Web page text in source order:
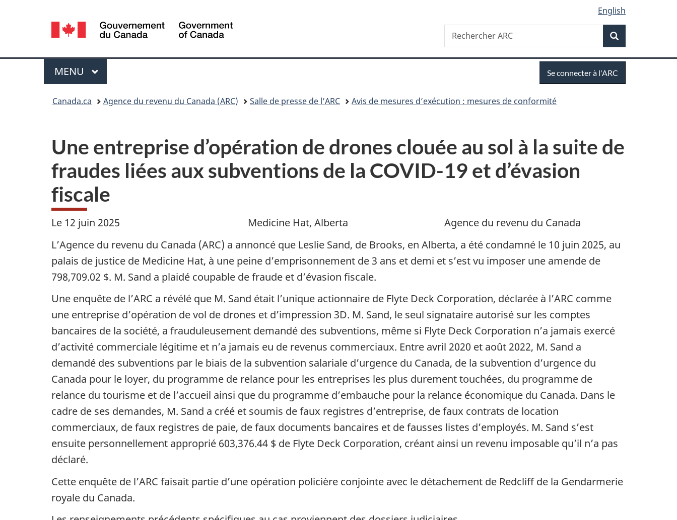
sujet
HTML
Sélection
de
la
langue
English
Canada
Recherche
Rechercher
ARC
Menu
MENU PRINCIPAL
connecter
Se connecter à l'ARC
Canada.ca Agence du revenu du Canada (ARC) Salle de presse de l’ARC Avis de mesures d’exécution : mesures de conformité
Une entreprise d’opération de drones clouée au sol à la suite de
fraudes liées aux subventions de la COVID-19 et d’évasion
fiscale
Le 12 juin 2025 Medicine Hat, Alberta
Agence du revenu du Canada
L’Agence du revenu du Canada (ARC) a annoncé que Leslie Sand, de Brooks, en Alberta, a été condamné le 10 juin 2025, au
palais de justice de Medicine Hat, à une peine d’emprisonnement de 3 ans et demi et s’est vu imposer une amende de
798,709.02 $. M. Sand a plaidé coupable de fraude et d’évasion fiscale.
Une enquête de l’ARC a révélé que M. Sand était l’unique actionnaire de Flyte Deck Corporation, déclarée à l’ARC comme
une entreprise d’opération de vol de drones et d’impression 3D. M. Sand, le seul signataire autorisé sur les comptes
bancaires de la société, a frauduleusement demandé des subventions, même si Flyte Deck Corporation n’a jamais exercé
d’activité commerciale légitime et n’a jamais eu de revenus commerciaux. Entre avril 2020 et août 2022, M. Sand a
demandé des subventions par le biais de la subvention salariale d’urgence du Canada, de la subvention d’urgence du
Canada pour le loyer, du programme de relance pour les entreprises les plus durement touchées, du programme de
relance du tourisme et de l’accueil ainsi que du programme d’embauche pour la relance économique du Canada. Dans le
cadre de ses demandes, M. Sand a créé et soumis de faux registres d’entreprise, de faux contrats de location
commerciaux, de faux registres de paie, de faux documents bancaires et de fausses listes d’employés. M. Sand s’est
ensuite personnellement approprié 603,376.44 $ de Flyte Deck Corporation, créant ainsi un revenu imposable qu’il n’a pas
déclaré.
Cette enquête de l’ARC faisait partie d’une opération policière conjointe avec le détachement de Redcliff de la Gendarmerie
royale du Canada.